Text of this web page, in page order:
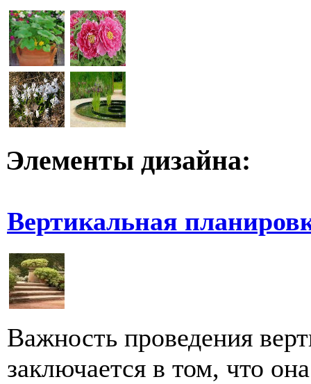
Элементы дизайна:
Вертикальная
Важность проведения
заключается в том, что